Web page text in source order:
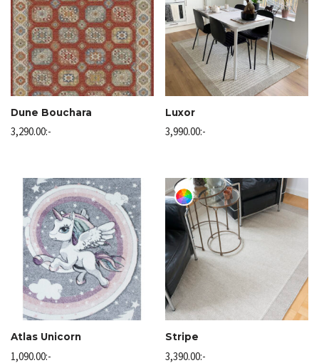
Dune Bouchara
3,290.00:-
Luxor
3,990.00:-
Atlas Unicorn
1,090.00:-
Stripe
3,390.00:-